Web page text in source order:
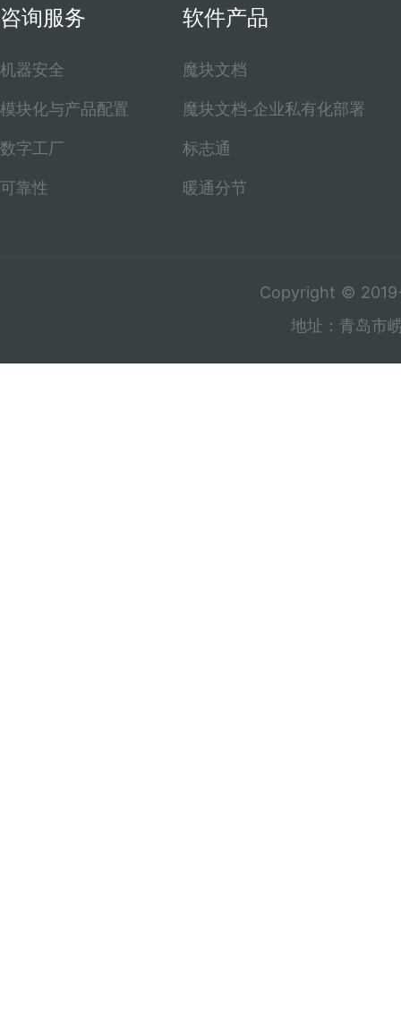
咨询服务
机器安全
模块化与产品配置
数字工厂
可靠性
软件产品
魔块文档
魔块文档-企业私有化部署
标志通
暖通分节
Copyright ©
地址：青岛市